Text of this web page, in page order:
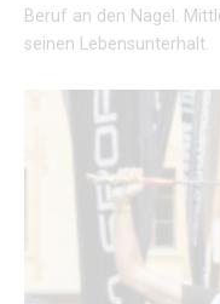
Beruf an den Nagel.
seinen Lebensunterhalt.